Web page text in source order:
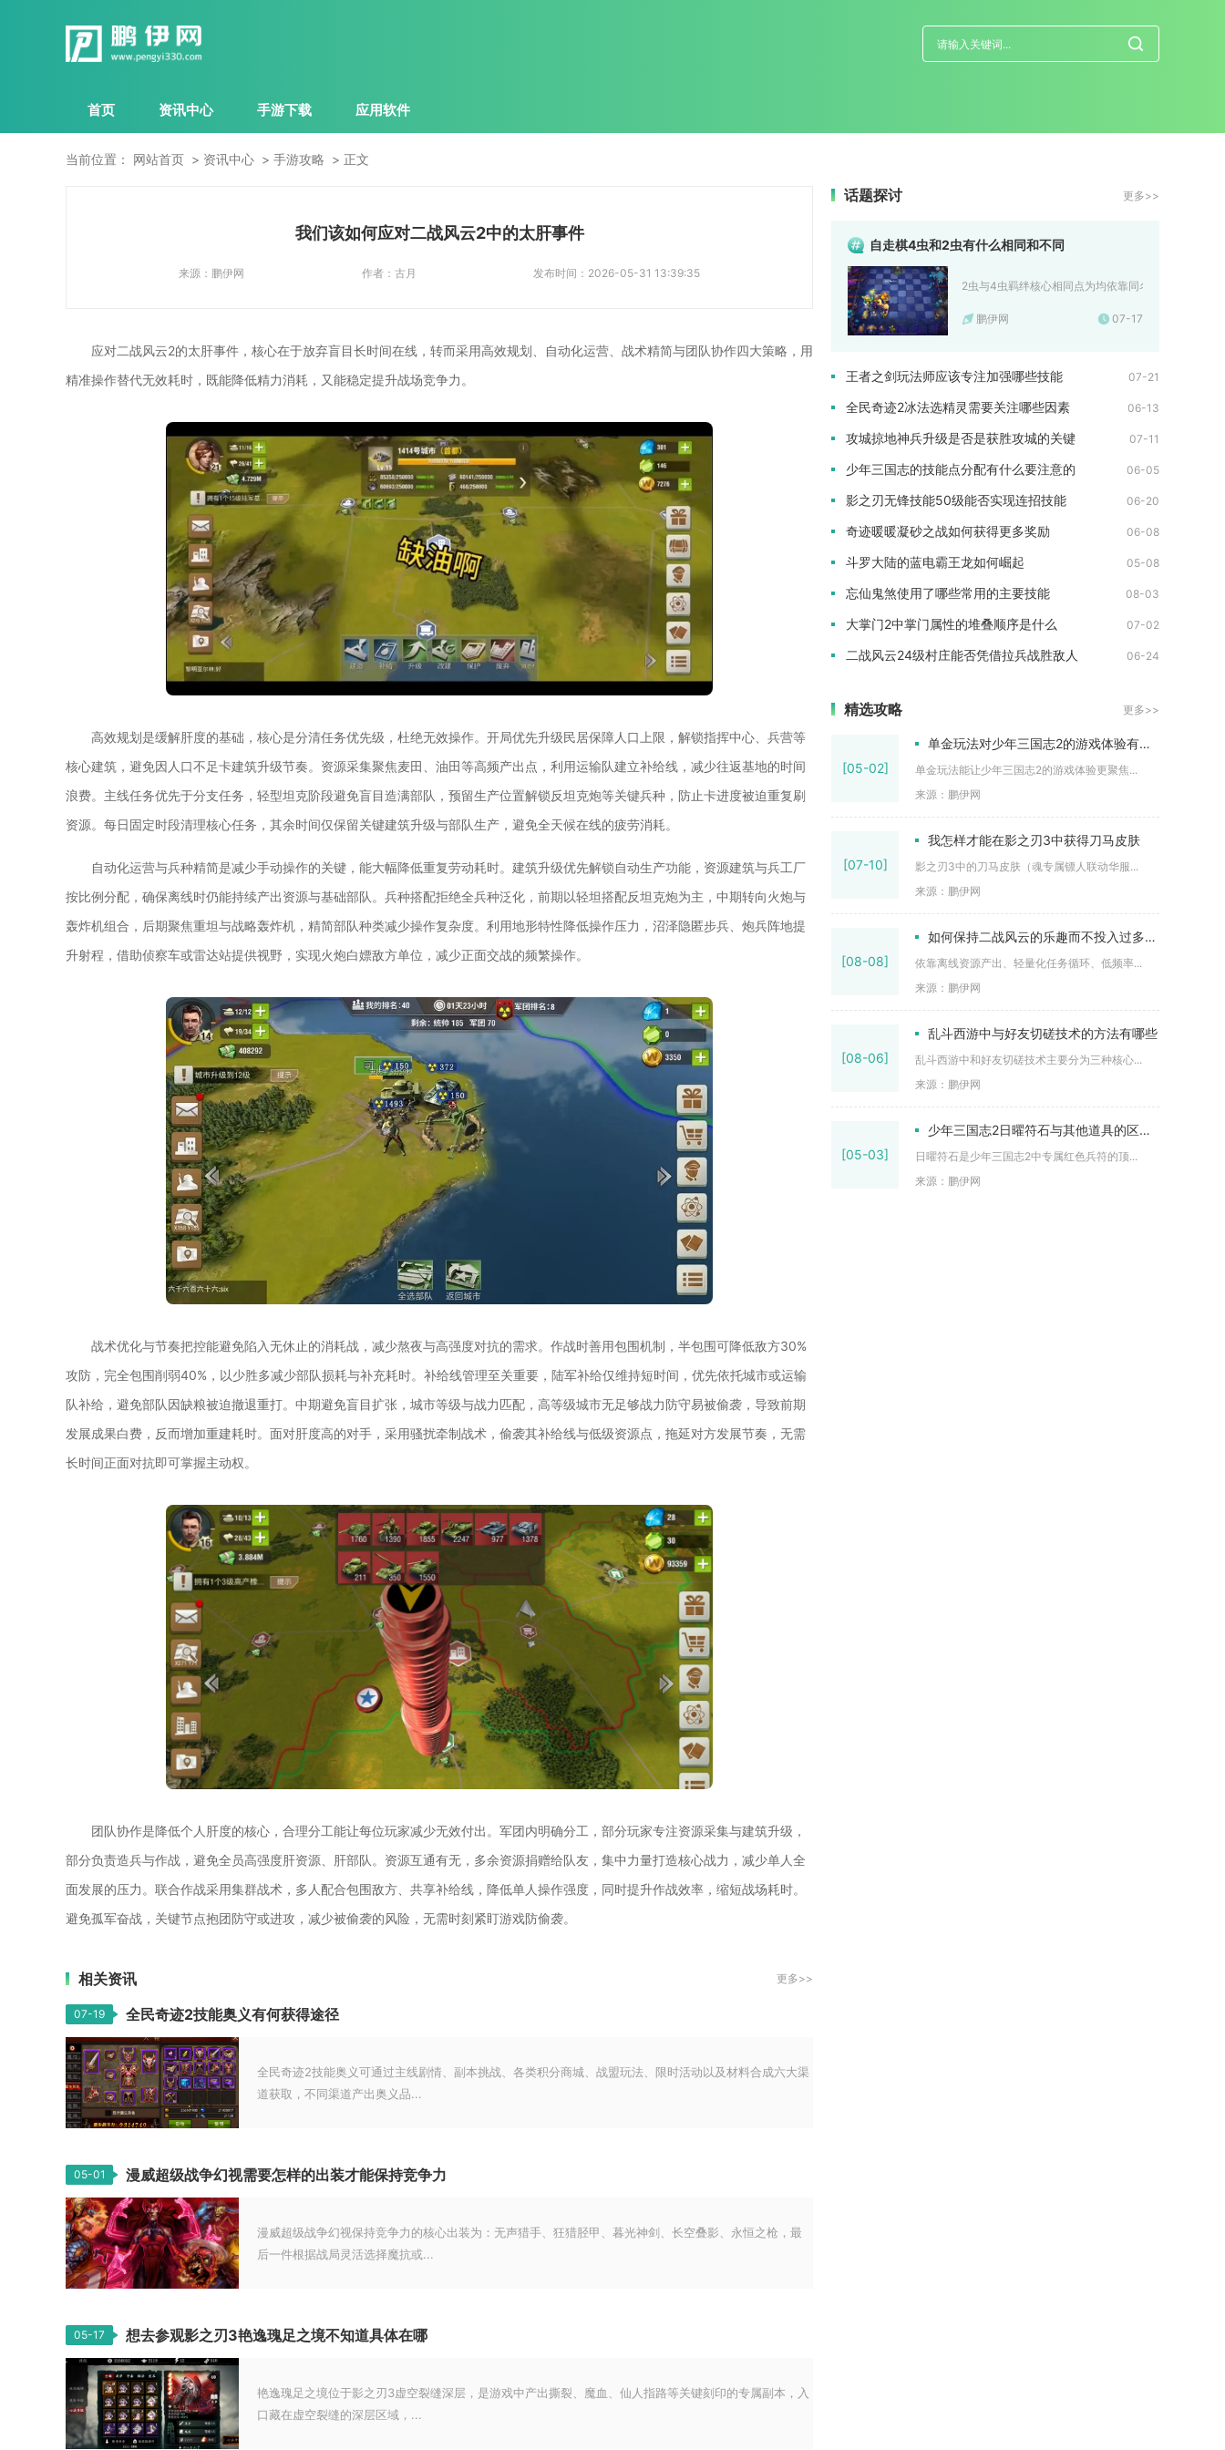
首页 资讯中心 手游下载 应用软件
当前位置： 网站首页 资讯中心 手游攻略 正文
我们该如何应对二战风云2中的太肝事件
来源： 鹏伊网 作者： 古月 发布时间： 2026-05-31 13:39:35
应对二战风云2的太肝事件，核心在于放弃盲目长时间在线，转而采用高效规划、自动化运营、战术精简与团队协作四大策略，用
精准操作替代无效耗时，既能降低精力消耗，又能稳定提升战场竞争力。
高效规划是缓解肝度的基础，核心是分清任务优先级，杜绝无效操作。开局优先升级民居保障人口上限，解锁指挥中心、兵营等
核心建筑，避免因人口不足卡建筑升级节奏。资源采集聚焦麦田、油田等高频产出点，利用运输队建立补给线，减少往返基地的时间
浪费。主线任务优先于分支任务，轻型坦克阶段避免盲目造满部队，预留生产位置解锁反坦克炮等关键兵种，防止卡进度被迫重复刷
资源。每日固定时段清理核心任务，其余时间仅保留关键建筑升级与部队生产，避免全天候在线的疲劳消耗。
自动化运营与兵种精简是减少手动操作的关键，能大幅降低重复劳动耗时。建筑升级优先解锁自动生产功能，资源建筑与兵工厂
按比例分配，确保离线时仍能持续产出资源与基础部队。兵种搭配拒绝全兵种泛化，前期以轻坦搭配反坦克炮为主，中期转向火炮与
轰炸机组合，后期聚焦重坦与战略轰炸机，精简部队种类减少操作复杂度。利用地形特性降低操作压力，沼泽隐匿步兵、炮兵阵地提
升射程，借助侦察车或雷达站提供视野，实现火炮白嫖敌方单位，减少正面交战的频繁操作。
战术优化与节奏把控能避免陷入无休止的消耗战，减少熬夜与高强度对抗的需求。作战时善用包围机制，半包围可降低敌方30%
攻防，完全包围削弱40%，以少胜多减少部队损耗与补充耗时。补给线管理至关重要，陆军补给仅维持短时间，优先依托城市或运输
队补给，避免部队因缺粮被迫撤退重打。中期避免盲目扩张，城市等级与战力匹配，高等级城市无足够战力防守易被偷袭，导致前期
发展成果白费，反而增加重建耗时。面对肝度高的对手，采用骚扰牵制战术，偷袭其补给线与低级资源点，拖延对方发展节奏，无需
长时间正面对抗即可掌握主动权。
团队协作是降低个人肝度的核心，合理分工能让每位玩家减少无效付出。军团内明确分工，部分玩家专注资源采集与建筑升级，
部分负责造兵与作战，避免全员高强度肝资源、肝部队。资源互通有无，多余资源捐赠给队友，集中力量打造核心战力，减少单人全
面发展的压力。联合作战采用集群战术，多人配合包围敌方、共享补给线，降低单人操作强度，同时提升作战效率，缩短战场耗时。
避免孤军奋战，关键节点抱团防守或进攻，减少被偷袭的风险，无需时刻紧盯游戏防偷袭。
相关资讯 更多>>
07-19 全民奇迹2技能奥义有何获得途径
全民奇迹2技能奥义可通过主线剧情、副本挑战、各类积分商城、战盟玩法、限时活动以及材料合成六大渠
道获取，不同渠道产出奥义品...
05-01 漫威超级战争幻视需要怎样的出装才能保持竞争力
漫威超级战争幻视保持竞争力的核心出装为：无声猎手、狂猎胫甲、暮光神剑、长空叠影、永恒之枪，最
后一件根据战局灵活选择魔抗或...
05-17 想去参观影之刃3艳逸瑰足之境不知道具体在哪
艳逸瑰足之境位于影之刃3虚空裂缝深层，是游戏中产出撕裂、魔血、仙人指路等关键刻印的专属副本，入
口藏在虚空裂缝的深层区域，...
话题探讨 更多>>
自走棋4虫和2虫有什么相同和不同
2虫与4虫羁绊核心相同点为均依靠同名棋子构建虫链
鹏伊网 07-17
王者之剑玩法师应该专注加强哪些技能 07-21
全民奇迹2冰法选精灵需要关注哪些因素 06-13
攻城掠地神兵升级是否是获胜攻城的关键 07-11
少年三国志的技能点分配有什么要注意的 06-05
影之刃无锋技能50级能否实现连招技能 06-20
奇迹暖暖凝砂之战如何获得更多奖励 06-08
斗罗大陆的蓝电霸王龙如何崛起 05-08
忘仙鬼煞使用了哪些常用的主要技能 08-03
大掌门2中掌门属性的堆叠顺序是什么 07-02
二战风云24级村庄能否凭借拉兵战胜敌人 06-24
精选攻略 更多>>
[05-02]
单金玩法对少年三国志2的游戏体验有何影响
单金玩法能让少年三国志2的游戏体验更聚焦...
来源：鹏伊网
[07-10]
我怎样才能在影之刃3中获得刀马皮肤
影之刃3中的刀马皮肤（魂专属镖人联动华服...
来源：鹏伊网
[08-08]
如何保持二战风云的乐趣而不投入过多时间
依靠离线资源产出、轻量化任务循环、低频率...
来源：鹏伊网
[08-06]
乱斗西游中与好友切磋技术的方法有哪些
乱斗西游中和好友切磋技术主要分为三种核心...
来源：鹏伊网
[05-03]
少年三国志2日曜符石与其他道具的区别在哪里
日曜符石是少年三国志2中专属红色兵符的顶...
来源：鹏伊网